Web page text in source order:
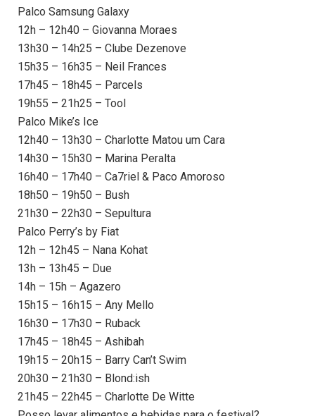
Palco Samsung Galaxy
12h – 12h40 – Giovanna Moraes
13h30 – 14h25 – Clube Dezenove
15h35 – 16h35 – Neil Frances
17h45 – 18h45 – Parcels
19h55 – 21h25 – Tool
Palco Mike’s Ice
12h40 – 13h30 – Charlotte Matou um Cara
14h30 – 15h30 – Marina Peralta
16h40 – 17h40 – Ca7riel & Paco Amoroso
18h50 – 19h50 – Bush
21h30 – 22h30 – Sepultura
Palco Perry’s by Fiat
12h – 12h45 – Nana Kohat
13h – 13h45 – Due
14h – 15h – Agazero
15h15 – 16h15 – Any Mello
16h30 – 17h30 – Ruback
17h45 – 18h45 – Ashibah
19h15 – 20h15 – Barry Can’t Swim
20h30 – 21h30 – Blond:ish
21h45 – 22h45 – Charlotte De Witte